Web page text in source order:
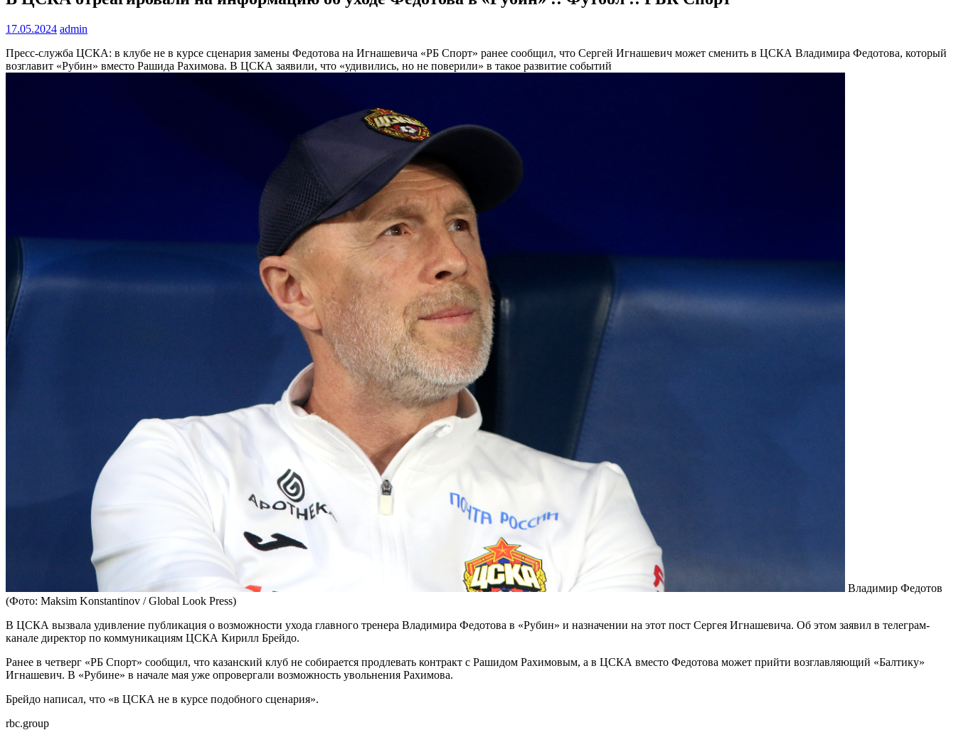
17.05.2024 admin
Пресс-служба ЦСКА: в клубе не в курсе сценария замены Федотова на Игнашевича «РБ Спорт» ранее сообщил, что Сергей Игнашевич может сменить в ЦСКА Владимира Федотова, который
возглавит «Рубин» вместо Рашида Рахимова. В ЦСКА заявили, что «удивились, но не поверили» в такое развитие событий
Владимир Федотов
(Фото: Maksim Konstantinov / Global Look Press)
В ЦСКА вызвала удивление публикация о возможности ухода главного тренера Владимира Федотова в «Рубин» и назначении на этот пост Сергея Игнашевича. Об этом заявил в телеграм-
канале директор по коммуникациям ЦСКА Кирилл Брейдо.
Ранее в четверг «РБ Спорт» сообщил, что казанский клуб не собирается продлевать контракт с Рашидом Рахимовым, а в ЦСКА вместо Федотова может прийти возглавляющий «Балтику»
Игнашевич. В «Рубине» в начале мая уже опровергали возможность увольнения Рахимова.
Брейдо написал, что «в ЦСКА не в курсе подобного сценария».
rbc.group